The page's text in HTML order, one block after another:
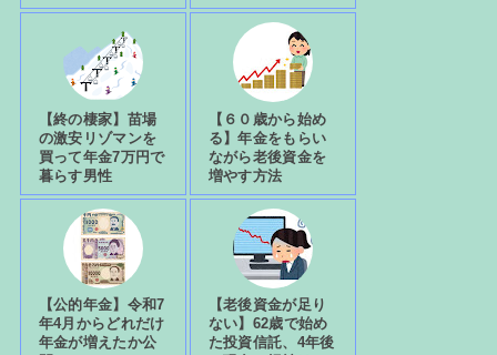
【終の棲家】苗場
の激安リゾマンを
買って年金7万円で
暮らす男性
【６０歳から始め
る】年金をもらい
ながら老後資金を
増やす方法
【公的年金】令和7
年4月からどれだけ
年金が増えたか公
【老後資金が足り
ない】62歳で始め
た投資信託、4年後